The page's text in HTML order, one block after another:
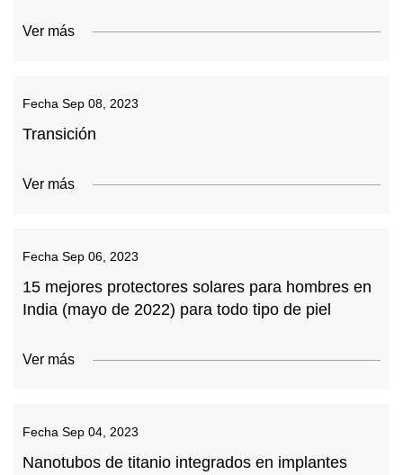
Ver más
Fecha Sep 08, 2023
Transición
Ver más
Fecha Sep 06, 2023
15 mejores protectores solares para hombres en
India (mayo de 2022) para todo tipo de piel
Ver más
Fecha Sep 04, 2023
Nanotubos de titanio integrados en implantes